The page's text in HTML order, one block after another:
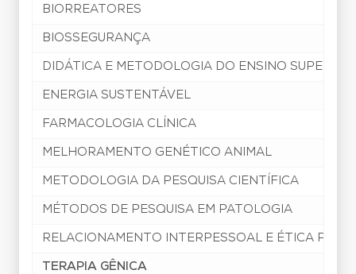
BIORREATORES
BIOSSEGURANÇA
DIDÁTICA E METODOLOGIA DO ENSINO SUPERIOR
ENERGIA SUSTENTÁVEL
FARMACOLOGIA CLÍNICA
MELHORAMENTO GENÉTICO ANIMAL
METODOLOGIA DA PESQUISA CIENTÍFICA
MÉTODOS DE PESQUISA EM PATOLOGIA
RELACIONAMENTO INTERPESSOAL E ÉTICA
TERAPIA GÊNICA